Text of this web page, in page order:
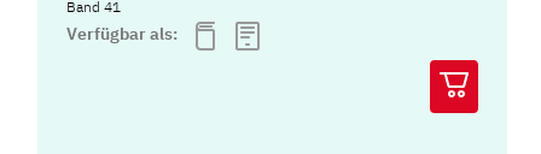
Band 41
Verfügbar als: